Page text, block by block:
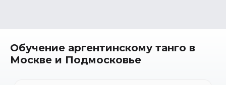
Обучение аргентинскому танго в
Москве и Подмосковье